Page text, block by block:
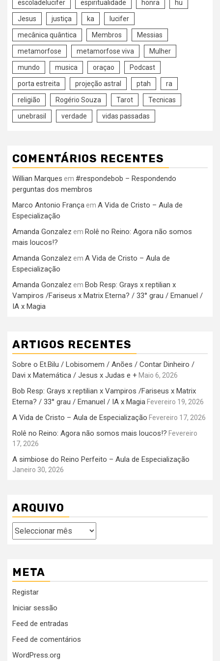
escoladelucifer espiritualidade honra hu
Jesus justiça ka lucifer
mecânica quântica Membros Messias
metamorfose metamorfose viva Mulher
mundo musica oraçao Podcast
porta estreita projeção astral ptah ra
religião Rogério Souza Tarot Tecnicas
unebrasil verdade vidas passadas
COMENTÁRIOS RECENTES
Willian Marques em #respondebob – Respondendo
perguntas dos membros
Marco Antonio França em A Vida de Cristo – Aula de
Especialização
Amanda Gonzalez em Rolê no Reino: Agora não somos
mais loucos!?
Amanda Gonzalez em A Vida de Cristo – Aula de
Especialização
Amanda Gonzalez em Bob Resp: Grays x reptilian x
Vampiros /Fariseus x Matrix Eterna? / 33° grau / Emanuel /
IA x Magia
ARTIGOS RECENTES
Sobre o Et.Bilu / Lobisomem / Anões / Contar Dinheiro /
Davi x Matemática / Jesus x Judas e + Maio 6, 2026
Bob Resp: Grays x reptilian x Vampiros /Fariseus x Matrix
Eterna? / 33° grau / Emanuel / IA x Magia Fevereiro 19, 2026
A Vida de Cristo – Aula de Especialização Fevereiro 17, 2026
Rolê no Reino: Agora não somos mais loucos!? Fevereiro
17, 2026
A simbiose do Reino Perfeito – Aula de Especialização
Janeiro 30, 2026
ARQUIVO
Arquivo
META
Registar
Iniciar sessão
Feed de entradas
Feed de comentários
WordPress.org